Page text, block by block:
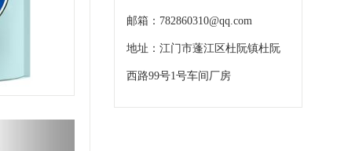
邮箱：782860310@qq.com
地址：江门市蓬江区杜阮镇杜阮
西路99号1号车间厂房